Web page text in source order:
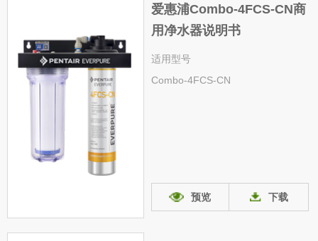
爱惠浦Combo-4FCS-CN商
用净水器说明书
适用型号
Combo-4FCS-CN
预览 下载